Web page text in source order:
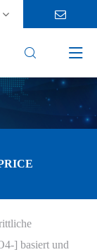
 
] basiert und